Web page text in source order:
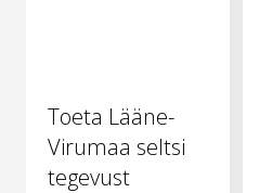
Toeta Lääne-
Virumaa seltsi
tegevust